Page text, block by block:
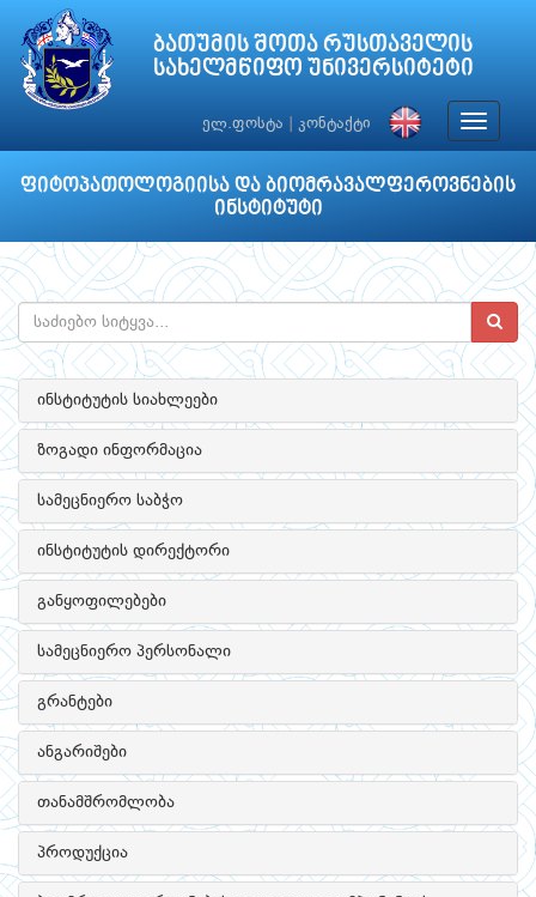
ბათუმის შოთა რუსთაველის
სახელმწიფო უნივერსიტეტი
ელ.ფოსტა კონტაქტი
Toggle
ფიტოპათოლოგიისა და ბიომრავალფეროვნების
ინსტიტუტი
ინსტიტუტის სიახლეები
ზოგადი ინფორმაცია
სამეცნიერო საბჭო
ინსტიტუტის დირექტორი
განყოფილებები
სამეცნიერო პერსონალი
გრანტები
ანგარიშები
თანამშრომლობა
პროდუქცია